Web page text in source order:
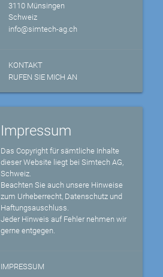
3110 Münsingen
Schweiz
info@simtech-ag.ch
KONTAKT
RUFEN SIE MICH AN
Impressum
Das Copyright für sämtliche Inhalte
dieser Website liegt bei Simtech AG,
Schweiz.
Beachten Sie auch unsere Hinweise
zum Urheberrecht, Datenschutz und
Haftungsauschluss.
Jeder Hinweis auf Fehler nehmen wir
gerne entgegen.
IMPRESSUM